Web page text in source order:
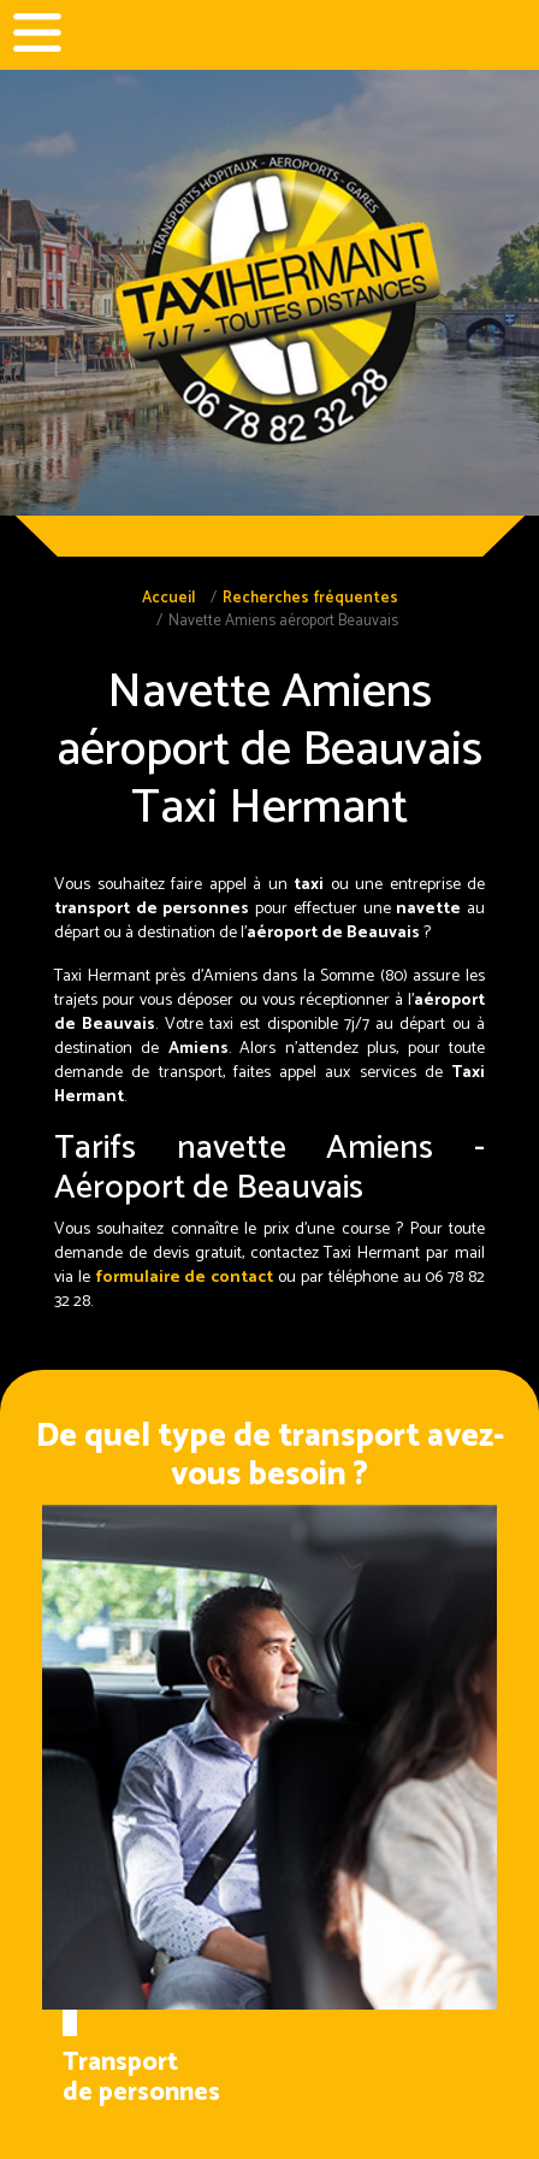
Panneau de gestion des cookies
Accueil
Recherches fréquentes
Navette Amiens aéroport Beauvais
Navette Amiens
aéroport de Beauvais
Taxi Hermant
Vous souhaitez faire appel à un taxi ou une entreprise de
transport de personnes pour effectuer une navette au
départ ou à destination de l'aéroport de Beauvais?
Taxi Hermant près d’Amiens dans la Somme (80) assure les
trajets pour vous déposer ou vous réceptionner à l'aéroport
de Beauvais. Votre taxi est disponible 7j/7 au départ ou à
destination de Amiens. Alors n'attendez plus, pour toute
demande de transport, faites appel aux services de Taxi
Hermant.
Tarifs navette Amiens -
Aéroport de Beauvais
Vous souhaitez connaître le prix d'une course ? Pour toute
demande de devis gratuit, contactez Taxi Hermant par mail
via le formulaire de contactou par téléphone au 06 78 82
32 28.
De quel type de transport avez-
vous besoin ?
Transport
de personnes